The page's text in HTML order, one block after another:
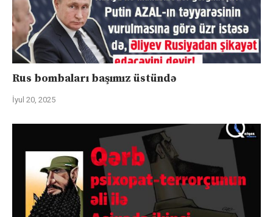
Rus bombaları başımız üstündə
İyul 20, 2025